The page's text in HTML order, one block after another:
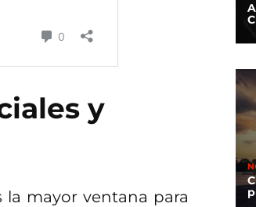
y
la mayor ventana para